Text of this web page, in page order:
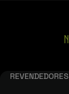
REVENDEDORES